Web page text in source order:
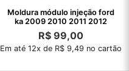
Moldura módulo injeção ford
ka 2009 2010 2011 2012
R$ 99,00
Em até 12x de R$ 9,49 no cartão